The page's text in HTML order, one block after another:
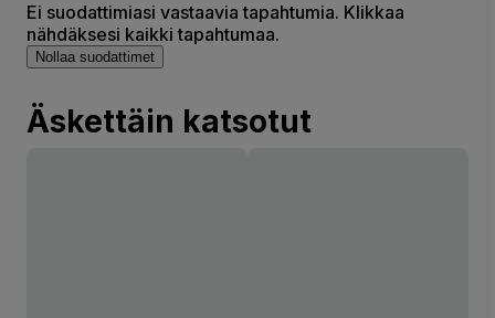
Ei suodattimiasi vastaavia tapahtumia. Klikkaa
nähdäksesi kaikki tapahtumaa.
Nollaa suodattimet
Äskettäin katsotut